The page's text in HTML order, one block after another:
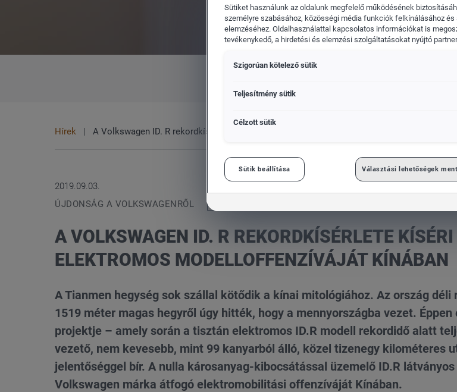
Volkswagen Haszonjárművek
MINDEN
Hírek A Volkswagen ID. R rekordkísérlete kíséri a márka elektromos modelloffenzíváját Kínában
2019.09.03.
ÚJDONSÁG A VOLKSWAGENRŐL
A VOLKSWAGEN ID. R REKORDKÍSÉRLETE
ELEKTROMOS MODELLOFFENZÍVÁJÁT KÍNÁBAN
A Tianmen hegység sok szállal kötődik a kínai mitológiához. Az ország déli
1519 méter magas hegyről úgy hitték, hogy a mennyországba vezet.
projektje – amely során a tisztán elektromos ID.R modell rekordidő alatt
vezető, nem kevesebb, mint 99 kanyarból álló, közel tizenegy kilométeres
jelentőséggel bír. A nulla károsanyag-kibocsátással üzemelő ID.R
Volkswagen márka átfogó elektromobilitási offenzíváját Kínában.
Sütiket használunk az oldalunk megfelelő működésének
személyre szabásához, közösségi média funkciók felkínálásához
elemzéséhez. Oldalhasználattal kapcsolatos információkat is
tevékenykedő, a hirdetési és elemzési szolgáltatásokat nyújtó
Szigorúan kötelező sütik
Teljesítmény sütik
Célzott sütik
Sütik beállítása Választási lehetőségek